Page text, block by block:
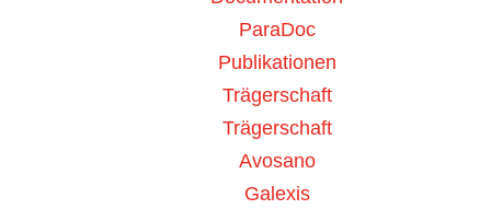
ParaDoc
Publikationen
Trägerschaft
Trägerschaft
Avosano
Galexis
zusammenhängen, die Aktivität des MC4-
Rezeptor-Signalwegs wiederherstellt, um das
Hungergefühl zu reduzieren und durch eine
reduzierte Kalorienzufuhr und einen erhöhten
Energieumsatz eine Gewichtsabnahme